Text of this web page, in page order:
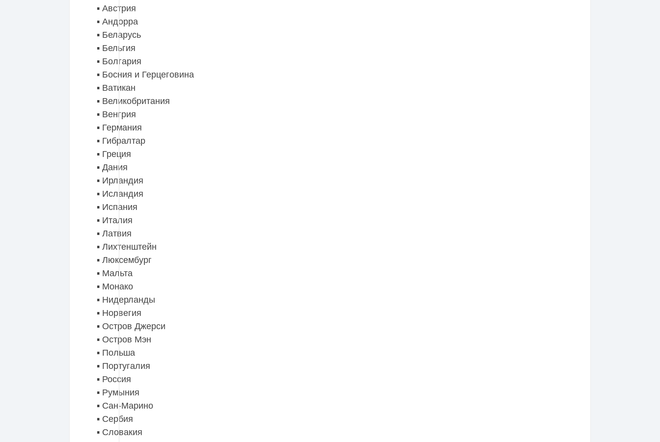
▪️ Австрия
▪️ Андорра
▪️ Беларусь
▪️ Бельгия
▪️ Болгария
▪️ Босния и Герцеговина
▪️ Ватикан
▪️ Великобритания
▪️ Венгрия
▪️ Германия
▪️ Гибралтар
▪️ Греция
▪️ Дания
▪️ Ирландия
▪️ Исландия
▪️ Испания
▪️ Италия
▪️ Латвия
▪️ Лихтенштейн
▪️ Люксембург
▪️ Мальта
▪️ Монако
▪️ Нидерланды
▪️ Норвегия
▪️ Остров Джерси
▪️ Остров Мэн
▪️ Польша
▪️ Португалия
▪️ Россия
▪️ Румыния
▪️ Сан-Марино
▪️ Сербия
▪️ Словакия